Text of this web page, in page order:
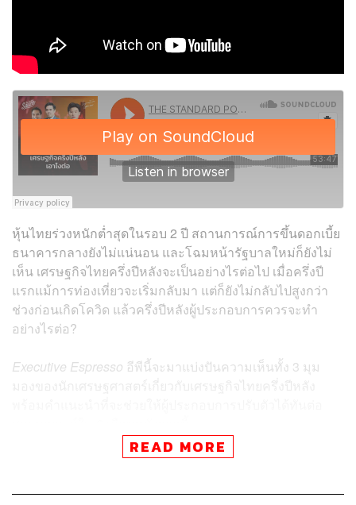
หุ้นไทยร่วงหนักต่ำสุดในรอบ 2 ปี สถานการณ์การขึ้นดอกเบี้ย
ธนาคารกลางยังไม่แน่นอน และโฉมหน้ารัฐบาลใหม่ก็ยังไม่
เห็น เศรษฐกิจไทยครึ่งปีหลังจะเป็นอย่างไรต่อไป เมื่อครึ่งปี
แรกแม้การท่องเที่ยวจะเริ่มกลับมา แต่ก็ยังไม่กลับไปสูงกว่า
ช่วงก่อนเกิดโควิด แล้วครึ่งปีหลังผู้ประกอบการควรจะทำ
อย่างไรต่อ?
Executive Espresso อีพีนี้จะมาแบ่งปันความเห็นทั้ง 3 มุม
READ MORE